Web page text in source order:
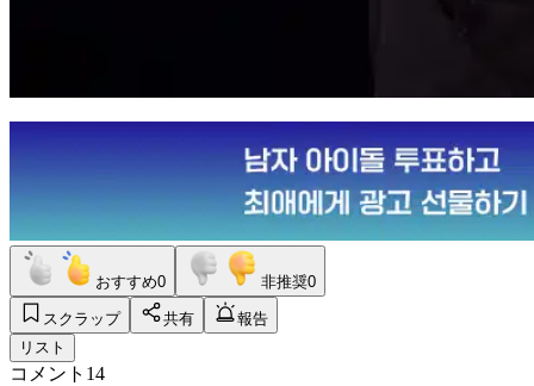
おすすめ0 非推奨0
スクラップ 共有
報告
リスト
コメント 14